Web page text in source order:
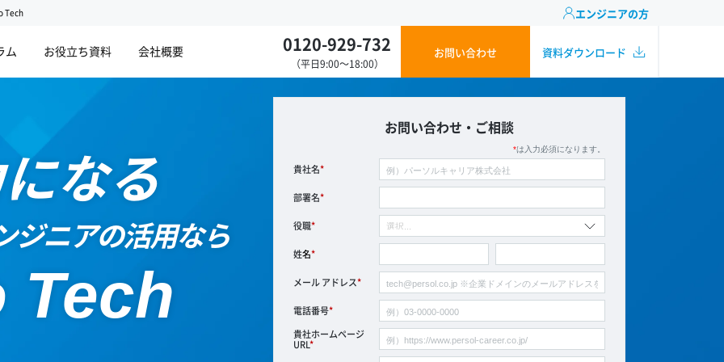
Tech エンジニアの方
0120-929-732
（平日9:00～18:00）
お問い合わせ 資料ダウンロード
ム お役立ち資料 会社概要
なる
ジニアの活用なら
Tech
お問い合わせ・ご相談
貴社名
部署名
役職
姓
メール アドレス
電話番号
貴社ホームページ
URL